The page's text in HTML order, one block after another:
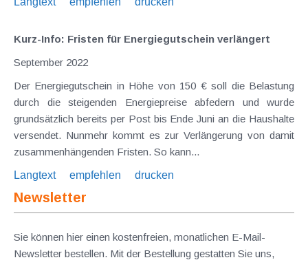
Kurz-Info: Fristen für Energiegutschein verlängert
September 2022
Der Energiegutschein in Höhe von 150 € soll die Belastung
durch die steigenden Energiepreise abfedern und wurde
grundsätzlich bereits per Post bis Ende Juni an die Haushalte
versendet. Nunmehr kommt es zur Verlängerung von damit
zusammenhängenden Fristen. So kann...
Langtext
empfehlen drucken
Newsletter
Sie können hier einen kostenfreien, monatlichen E-Mail-
Newsletter bestellen. Mit der Bestellung gestatten Sie uns,